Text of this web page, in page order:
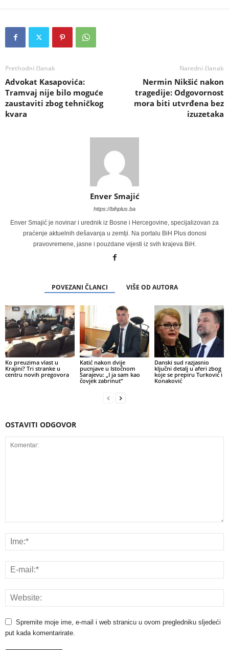
Prethodni članak
Advokat Kasapovića:
Tramvaj nije bilo moguće
zaustaviti zbog tehničkog
kvara
Naredni članak
Nermin Nikšić nakon
tragedije: Odgovornost
mora biti utvrđena bez
izuzetaka
Enver Smajić
https://bihplus.ba
Enver Smajić je novinar i urednik iz Bosne i Hercegovine, specijalizovan za
praćenje aktuelnih dešavanja u zemlji. Na portalu BiH Plus donosi
pravovremene, jasne i pouzdane vijesti iz svih krajeva BiH.
POVEZANI ČLANCI VIŠE OD AUTORA
Ko preuzima vlast u
Krajini? Tri stranke u
centru novih pregovora
Katić nakon dvije
pucnjave u Istočnom
Sarajevu: „I ja sam kao
čovjek zabrinut“
Danski sud razjasnio
ključni detalj u aferi zbog
koje se prepiru Turković i
Konaković
OSTAVITI ODGOVOR
Spremite moje ime, e-mail i web stranicu u ovom pregledniku sljedeći
put kada komentarirate.